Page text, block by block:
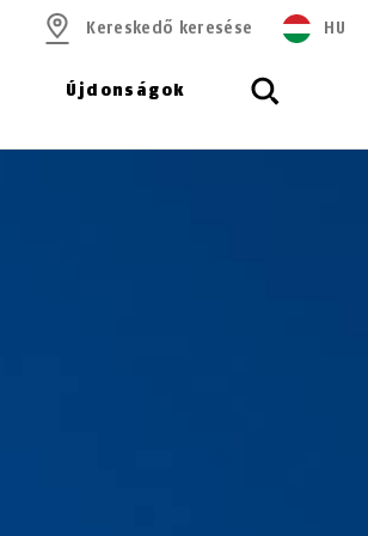
Újdonságok
Kereskedő keresése HU